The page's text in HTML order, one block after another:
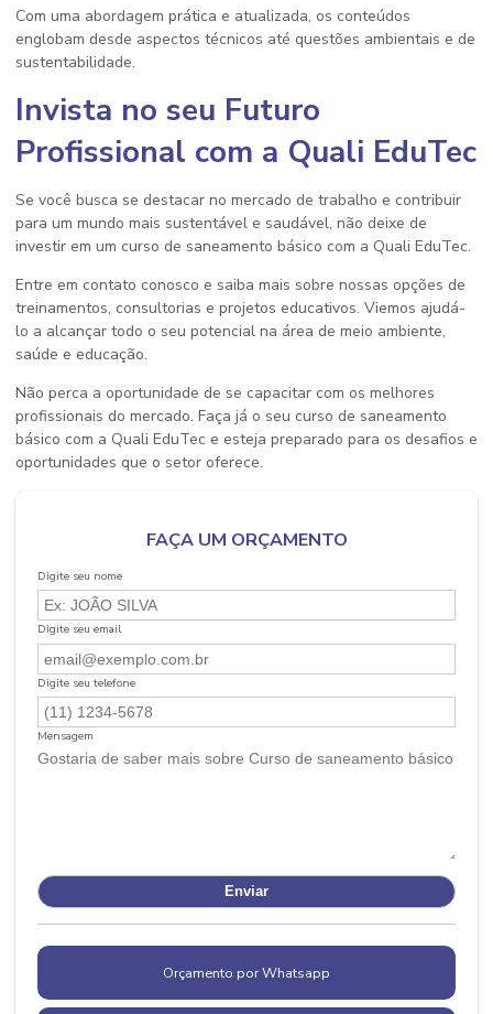
Com uma abordagem prática e atualizada, os conteúdos
englobam desde aspectos técnicos até questões ambientais e de
sustentabilidade.
Invista no seu Futuro
Profissional com a Quali EduTec
Se você busca se destacar no mercado de trabalho e contribuir
para um mundo mais sustentável e saudável, não deixe de
investir em um curso de saneamento básico com a Quali EduTec.
Entre em contato conosco e saiba mais sobre nossas opções de
treinamentos, consultorias e projetos educativos. Viemos ajudá-
lo a alcançar todo o seu potencial na área de meio ambiente,
saúde e educação.
Não perca a oportunidade de se capacitar com os melhores
profissionais do mercado. Faça já o seu curso de saneamento
básico com a Quali EduTec e esteja preparado para os desafios e
oportunidades que o setor oferece.
FAÇA UM ORÇAMENTO
Digite seu nome
Digite seu email
Digite seu telefone
Mensagem
Orçamento por Whatsapp